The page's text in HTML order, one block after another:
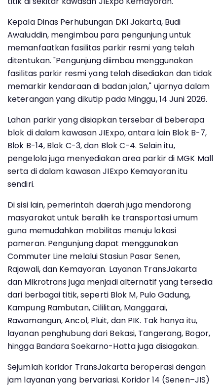
Kepala Dinas Perhubungan DKI Jakarta, Budi
Awaluddin, mengimbau para pengunjung untuk
memanfaatkan fasilitas parkir resmi yang telah
ditentukan. "Pengunjung diimbau menggunakan
fasilitas parkir resmi yang telah disediakan dan tidak
memarkir kendaraan di badan jalan," ujarnya dalam
keterangan yang dikutip pada Minggu, 14 Juni 2026.
Lahan parkir yang disiapkan tersebar di beberapa
blok di dalam kawasan JIExpo, antara lain Blok B-7,
Blok B-14, Blok C-3, dan Blok C-4. Selain itu,
pengelola juga menyediakan area parkir di MGK Mall
serta di dalam kawasan JIExpo Kemayoran itu
sendiri.
Di sisi lain, pemerintah daerah juga mendorong
masyarakat untuk beralih ke transportasi umum
guna memudahkan mobilitas menuju lokasi
pameran. Pengunjung dapat menggunakan
Commuter Line melalui Stasiun Pasar Senen,
Rajawali, dan Kemayoran. Layanan TransJakarta
dan Mikrotrans juga menjadi alternatif yang tersedia
dari berbagai titik, seperti Blok M, Pulo Gadung,
Kampung Rambutan, Cililitan, Manggarai,
Rawamangun, Ancol, Pluit, dan PIK. Tak hanya itu,
layanan penghubung dari Bekasi, Tangerang, Bogor,
hingga Bandara Soekarno-Hatta juga disiagakan.
Sejumlah koridor TransJakarta beroperasi dengan
jam layanan yang bervariasi. Koridor 14 (Senen–JIS)